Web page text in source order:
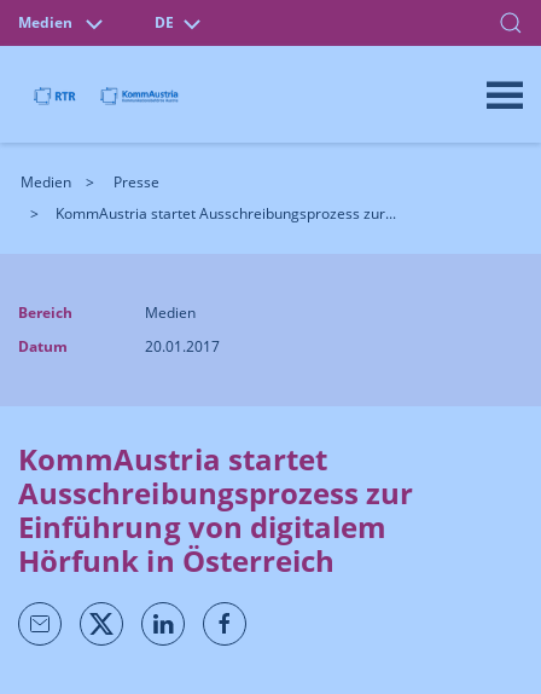
Medien DE
Medien
Presse
KommAustria startet Ausschreibungsprozess zur...
Bereich
Medien
Datum
20.01.2017
KommAustria startet
Ausschreibungsprozess zur
Einführung von digitalem
Hörfunk in Österreich